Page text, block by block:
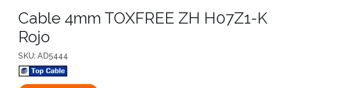
Cable 4mm TOXFREE ZH H07Z1-K
Rojo
SKU: AD5444